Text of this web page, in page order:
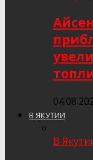
В ЯКУТИИ
В